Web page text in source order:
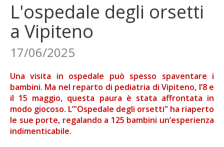
L'ospedale degli orsetti
a Vipiteno
17/06/2025
Una visita in ospedale può spesso spaventare i
bambini. Ma nel reparto di pediatria di Vipiteno, l’8 e
il 15 maggio, questa paura è stata affrontata in
modo giocoso. L’"Ospedale degli orsetti" ha riaperto
le sue porte, regalando a 125 bambini un’esperienza
indimenticabile.